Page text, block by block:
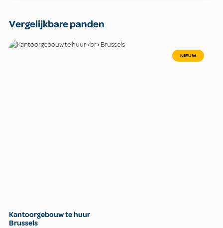
Vergelijkbare panden
NIEUW
Kantoorgebouw te huur
Brussels